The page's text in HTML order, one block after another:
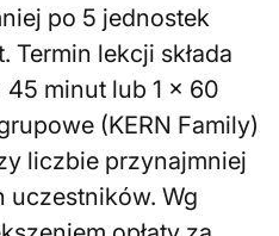
po 5 jednostek
lekcji składa
minut lub 1 x 60
(KERN Family)
liczbie przynajmniej
uczestników. Wg